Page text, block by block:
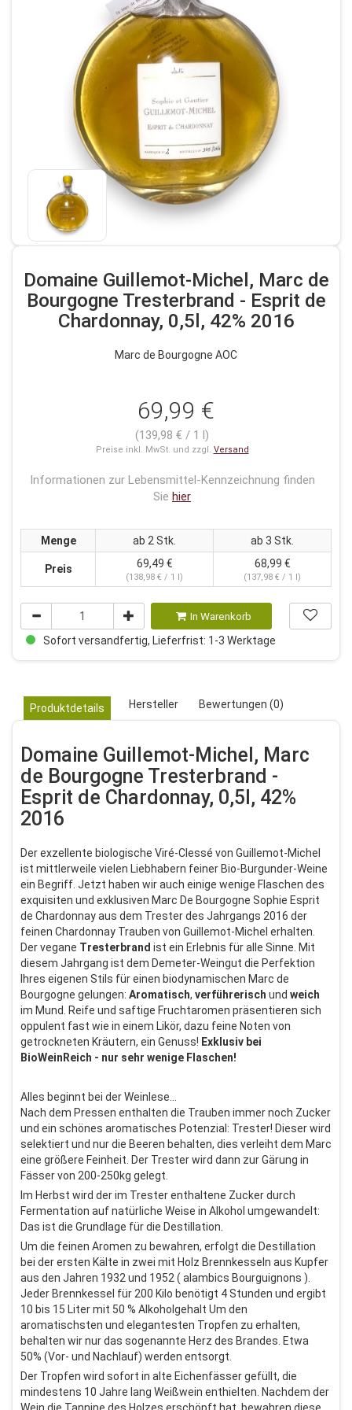
Domaine Guillemot-Michel, Marc de
Bourgogne Tresterbrand - Esprit de
Chardonnay, 0,5l, 42% 2016
Marc de Bourgogne AOC
69,99 €
(139,98 € / 1 l)
Preise inkl. MwSt. und zzgl. Versand
Informationen zur Lebensmittel-Kennzeichnung finden
Sie hier
Menge ab 2 Stk. ab 3 Stk.
Preis 69,49 €
(138,98 € / 1 l)
68,99 €
(137,98 € / 1 l)
In Warenkorb
Sofort versandfertig, Lieferfrist: 1-3 Werktage
Produktdetails Hersteller Bewertungen (0)
Domaine Guillemot-Michel, Marc
de Bourgogne Tresterbrand -
Esprit de Chardonnay, 0,5l, 42%
2016
Der exzellente biologische Viré-Clessé von Guillemot-Michel
ist mittlerweile vielen Liebhabern feiner Bio-Burgunder-Weine
ein Begriff. Jetzt haben wir auch einige wenige Flaschen des
exquisiten und exklusiven Marc De Bourgogne Sophie Esprit
de Chardonnay aus dem Trester des Jahrgangs 2016 der
feinen Chardonnay Trauben von Guillemot-Michel erhalten.
Der vegane Tresterbrand ist ein Erlebnis für alle Sinne. Mit
diesem Jahrgang ist dem Demeter-Weingut die Perfektion
Ihres eigenen Stils für einen biodynamischen Marc de
Bourgogne gelungen: Aromatisch, verführerisch und weich
im Mund. Reife und saftige Fruchtaromen präsentieren sich
oppulent fast wie in einem Likör, dazu feine Noten von
getrockneten Kräutern, ein Genuss! Exklusiv bei
BioWeinReich - nur sehr wenige Flaschen!
Alles beginnt bei der Weinlese...
Nach dem Pressen enthalten die Trauben immer noch Zucker
und ein schönes aromatisches Potenzial: Trester! Dieser wird
selektiert und nur die Beeren behalten, dies verleiht dem Marc
eine größere Feinheit. Der Trester wird dann zur Gärung in
Fässer von 200-250kg gelegt.
Im Herbst wird der im Trester enthaltene Zucker durch
Fermentation auf natürliche Weise in Alkohol umgewandelt:
Das ist die Grundlage für die Destillation.
Um die feinen Aromen zu bewahren, erfolgt die Destillation
bei der ersten Kälte in zwei mit Holz Brennkesseln aus Kupfer
aus den Jahren 1932 und 1952 ( alambics Bourguignons ).
Jeder Brennkessel für 200 Kilo benötigt 4 Stunden und ergibt
10 bis 15 Liter mit 50 % Alkoholgehalt Um den
aromatischsten und elegantesten Tropfen zu erhalten,
behalten wir nur das sogenannte Herz des Brandes. Etwa
50% (Vor- und Nachlauf) werden entsorgt.
Der Tropfen wird sofort in alte Eichenfässer gefüllt, die
mindestens 10 Jahre lang Weißwein enthielten. Nachdem der